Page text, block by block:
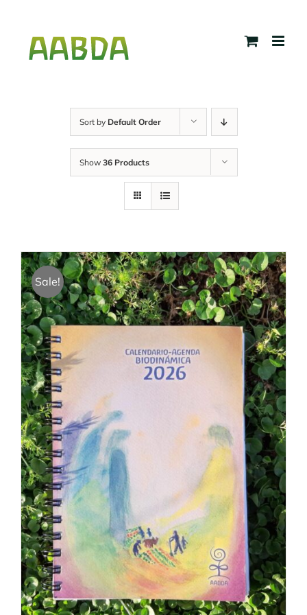
content
Sort by Default Order
Show 36 Products
Sale!